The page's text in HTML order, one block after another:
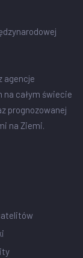
agencje
całym świecie
prognozowanej
na Ziemi.